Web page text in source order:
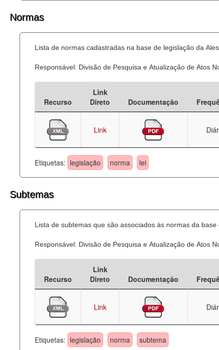
Normas
Lista de normas cadastradas na base de legislação da
Responsável: Divisão de Pesquisa e Atualização de Atos
Recurso
Link
Direto
Documentação
Link
Etiquetas: legislação norma lei
Subtemas
Lista de subtemas que são associados às normas da
Responsável: Divisão de Pesquisa e Atualização de Atos
Recurso
Link
Direto
Documentação
Link
Etiquetas: legislação norma subtema